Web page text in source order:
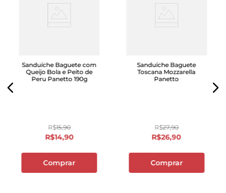
Sanduíche Baguete com
Queijo Bola e Peito de
Peru Panetto 190g
R$15,90
R$14,90
Comprar
Sanduíche Baguete
Toscana Mozzarella
Panetto
R$27,90
R$26,90
Comprar